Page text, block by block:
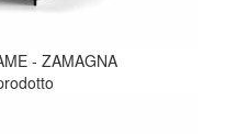
- ZAMAGNA